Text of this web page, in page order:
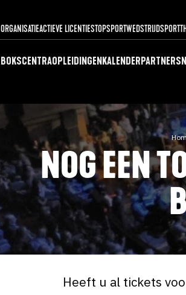
ORGANISATIEACTIEVE LICENTIESTOPSPORTWEDSTRIJDSPORT
BOKSCENTRAOPLEIDINGENKALENDERPARTNERS
NOG EEN
Heeft u al tickets